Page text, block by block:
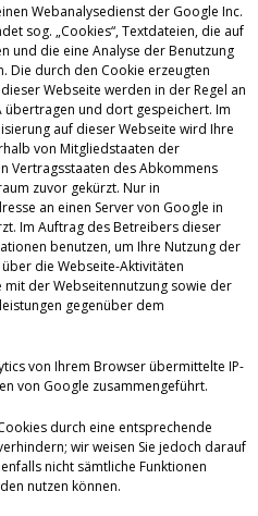
Webanalysedienst der Google Inc.
sog. „Cookies“, Textdateien, die auf
und die eine Analyse der Benutzung
Die durch den Cookie erzeugten
Webseite werden in der Regel an
übertragen und dort gespeichert. Im
auf dieser Webseite wird Ihre
von Mitgliedstaaten der
Vertragsstaaten des Abkommens
zuvor gekürzt. Nur in
an einen Server von Google in
Im Auftrag des Betreibers dieser
benutzen, um Ihre Nutzung der
die Webseite-Aktivitäten
der Webseitennutzung sowie der
gegenüber dem
von Ihrem Browser übermittelte IP-
von Google zusammengeführt.
durch eine entsprechende
wir weisen Sie jedoch darauf
nicht sämtliche Funktionen
nutzen können.